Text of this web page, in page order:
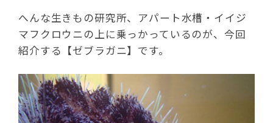
へんな生きもの研究所、アパート水槽・イイジ
マフクロウニの上に乗っかっているのが、今回
紹介する【ゼブラガニ】です。